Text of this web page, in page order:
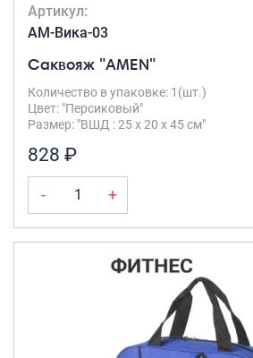
Артикул:
AM-Вика-03
Саквояж "AMEN"
Количество в упаковке: 1(шт.)
Цвет: "Персиковый"
Размер: "ВШД : 25 х 20 х 45 см"
828 ₽
- +